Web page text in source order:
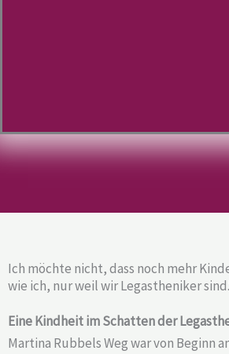
Ich möchte nicht, dass noch mehr
wie ich, nur weil wir Legastheniker
Eine Kindheit im Schatten der
Martina Rubbels Weg war von Beginn